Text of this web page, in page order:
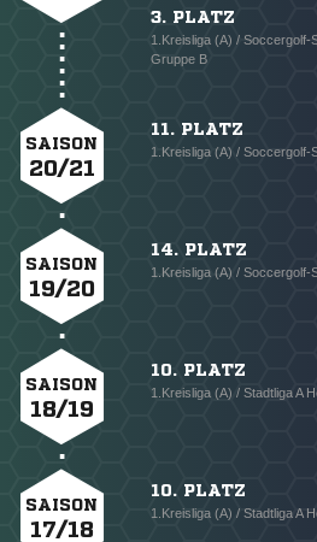
3. PLATZ
1.Kreisliga (A) / Soccergolf-
Gruppe B
SAISON
20/21
11. PLATZ
1.Kreisliga (A) / Soccergolf-
SAISON
19/20
14. PLATZ
1.Kreisliga (A) / Soccergolf-
SAISON
18/19
10. PLATZ
1.Kreisliga (A) / Stadtliga A
SAISON
17/18
10. PLATZ
1.Kreisliga (A) / Stadtliga A